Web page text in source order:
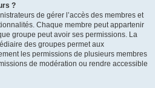
?
de gérer l’accès des membres et
Chaque membre peut appartenir
groupe peut avoir ses permissions. La
des groupes permet aux
les permissions de plusieurs membres
de modération ou rendre accessible